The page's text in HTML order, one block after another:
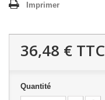
Imprimer
36,48 € TTC
Quantité